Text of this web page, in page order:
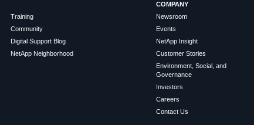
Training
Community
Digital Support Blog
NetApp Neighborhood
COMPANY
Newsroom
Events
NetApp Insight
Customer Stories
Environment, Social, and
Governance
Investors
Careers
Contact Us